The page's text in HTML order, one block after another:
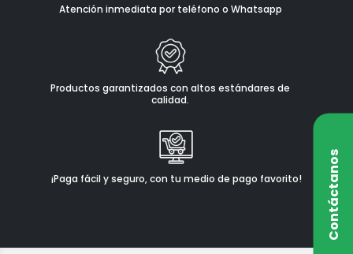
Atención inmediata por teléfono o Whatsapp
Productos garantizados con altos estándares de
calidad.
¡Paga fácil y seguro, con tu medio de pago favorito! Contáctanos